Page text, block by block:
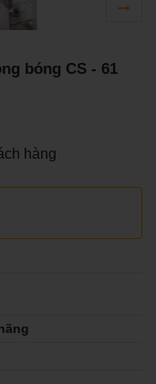
bóng CS - 61
hàng